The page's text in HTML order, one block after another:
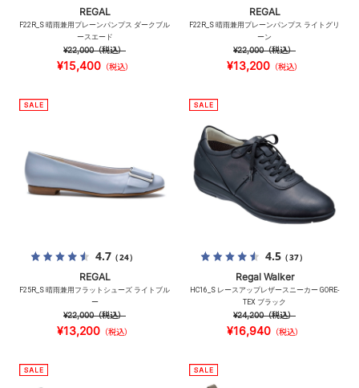
REGAL
F22R_S 晴雨兼用プレーンパンプス ダークブル
ースエード
¥22,000（税込）
¥15,400（税込）
REGAL
F22R_S 晴雨兼用プレーンパンプス ライトグリ
ーン
¥22,000（税込）
¥13,200 （税込）
4.7（24）
REGAL
F25R_S 晴雨兼用フラットシューズ ライトブル
ー
¥22,000（税込）
¥13,200 （税込）
4.5（37）
Regal Walker
HC16_S レースアップレザースニーカー GORE-
TEX ブラック
¥24,200（税込）
¥16,940（税込）